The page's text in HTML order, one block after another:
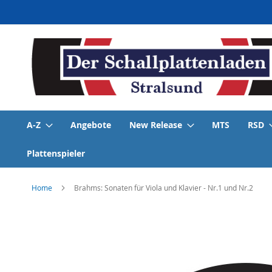
zum
Inhalt
A-Z Angebote New Release MTS RSD
Plattenspieler
Home Brahms: Sonaten für Viola und Klavier - Nr.1 und Nr.2